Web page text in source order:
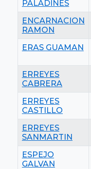
PALADINES
ENCARNACION
RAMON
ERAS GUAMAN
ERREYES
CABRERA
ERREYES
CASTILLO
ERREYES
SANMARTIN
ESPEJO
GALVAN